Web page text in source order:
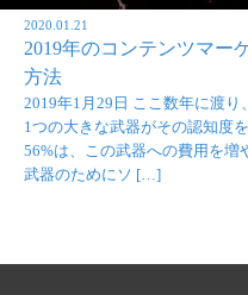
2020.01.21
2019年のコンテンツマー
方法
2019年1月29日 ここ数年に渡り
1つの大きな武器がその認知度
56%は、この武器への費用を増
武器のためにソ […]